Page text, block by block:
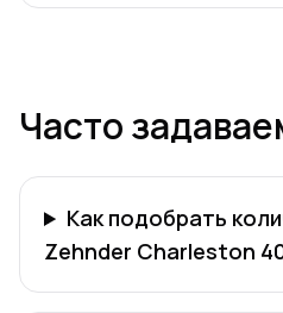
Часто
Как подобрать
Zehnder Charleston